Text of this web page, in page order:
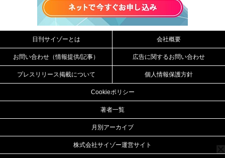
日刊サイゾーとは 会社概要
お問い合わせ（情報提供/記事） 広告に関するお問い合わせ
プレスリリース掲載について 個人情報保護方針
Cookieポリシー
著者一覧
月別アーカイブ
株式会社サイゾー運営サイト